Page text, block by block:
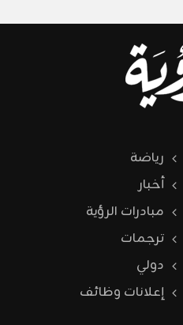
رياضة
أخبار
مبادرات الرؤية
ترجمات
دولي
إعلانات وظائف